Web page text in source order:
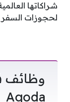
لحجوزات السفر
وظائف
Agoda